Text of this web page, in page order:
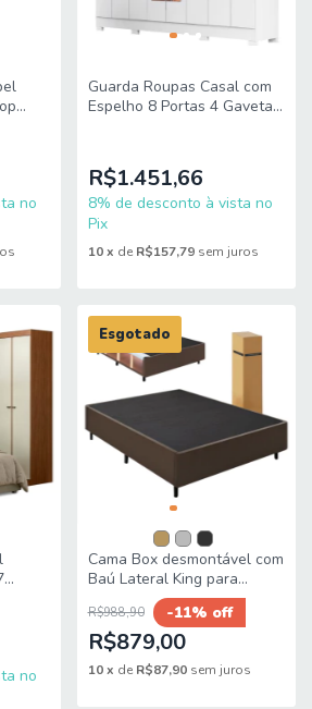
no
Guarda Roupas Casal com
Espelho 8 Portas 4 Gavetas
R$1.451,66
8% de desconto à vista no
Pix
10 x de R$157,79 sem juros
no
Cama Box desmontável com
Baú Lateral King para
Colchão de 1,93m Sider
R$988,90 -11% off
R$879,00
Esgotado
10 x de R$87,90 sem juros